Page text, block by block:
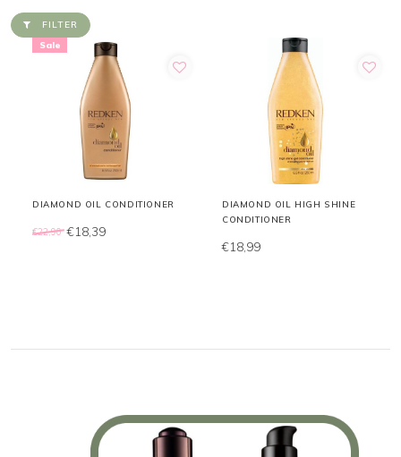
FILTER
Sale
DIAMOND OIL CONDITIONER
€22,90 €18,39
DIAMOND OIL HIGH SHINE
CONDITIONER
€18,99